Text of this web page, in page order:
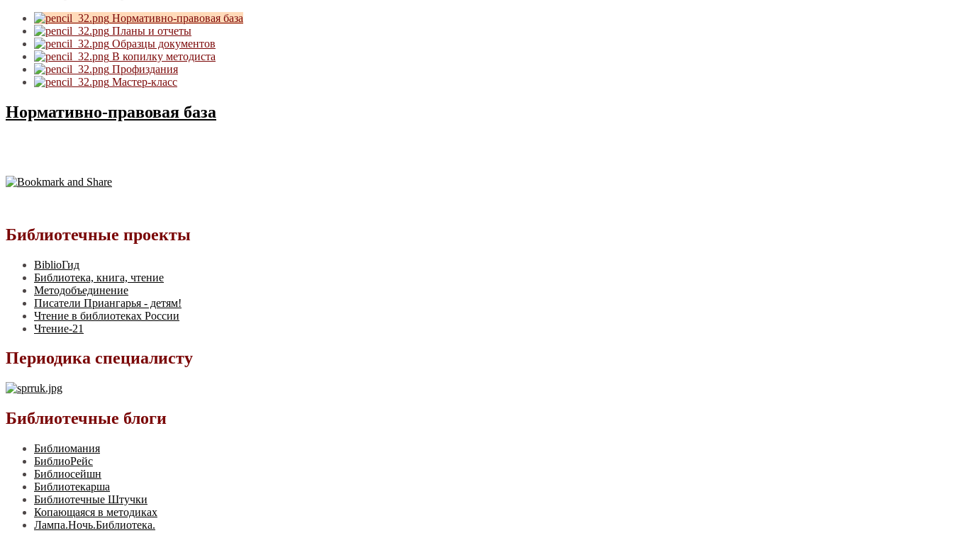
Нормативно-правовая база
Планы и отчеты
Образцы документов
В копилку методиста
Профиздания
Мастер-класс
Нормативно-правовая база
Библиотечные проекты
BiblioГид
Библиотека, книга, чтение
Методобъединение
Писатели Приангарья - детям!
Чтение в библиотеках России
Чтение-21
Периодика специалисту
Библиотечные блоги
Библиомания
БиблиоРейс
Библиосейшн
Библиотекарша
Библиотечные Штучки
Копающаяся в методиках
Лампа.Ночь.Библиотека.